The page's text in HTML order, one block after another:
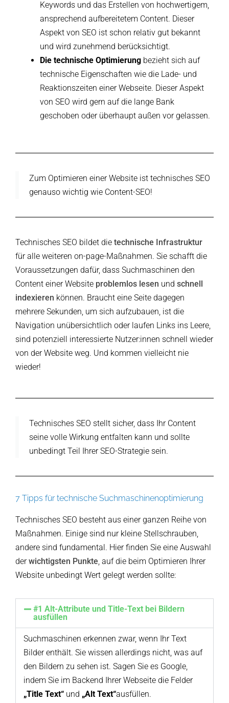
Keywords und das Erstellen von hochwertigem,
ansprechend aufbereitetem Content. Dieser
Aspekt von SEO ist schon relativ gut bekannt
und wird zunehmend berücksichtigt.
Die technische Optimierung bezieht sich auf
technische Eigenschaften wie die Lade- und
Reaktionszeiten einer Webseite. Dieser Aspekt
von SEO wird gern auf die lange Bank
geschoben oder überhaupt außen vor gelassen.
Zum Optimieren einer Website ist technisches SEO
genauso wichtig wie Content-SEO!
Technisches SEO bildet die technische Infrastruktur
für alle weiteren on-page-Maßnahmen. Sie schafft die
Voraussetzungen dafür, dass Suchmaschinen den
Content einer Website problemlos lesen und schnell
indexieren können. Braucht eine Seite dagegen
mehrere Sekunden, um sich aufzubauen, ist die
Navigation unübersichtlich oder laufen Links ins Leere,
sind potenziell interessierte Nutzer:innen schnell wieder
von der Website weg. Und kommen vielleicht nie
wieder!
Technisches SEO stellt sicher, dass Ihr Content
seine volle Wirkung entfalten kann und sollte
unbedingt Teil Ihrer SEO-Strategie sein.
7 Tipps für technische Suchmaschinenoptimierung
Technisches SEO besteht aus einer ganzen Reihe von
Maßnahmen. Einige sind nur kleine Stellschrauben,
andere sind fundamental. Hier finden Sie eine Auswahl
derwichtigsten Punkte, auf die beim Optimieren Ihrer
Website unbedingt Wert gelegt werden sollte:
#1 Alt-Attribute und Title-Text bei Bildern
ausfüllen
Suchmaschinen erkennen zwar, wenn Ihr Text
Bilder enthält. Sie wissen allerdings nicht, was auf
den Bildern zu sehen ist. Sagen Sie es Google,
indem Sie im Backend Ihrer Webseite die Felder
„Title Text“ und „Alt Text“ausfüllen.